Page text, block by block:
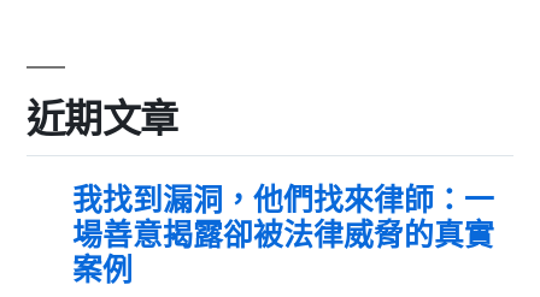
近期文章
我找到漏洞，他們找來律師：一
場善意揭露卻被法律威脅的真實
案例